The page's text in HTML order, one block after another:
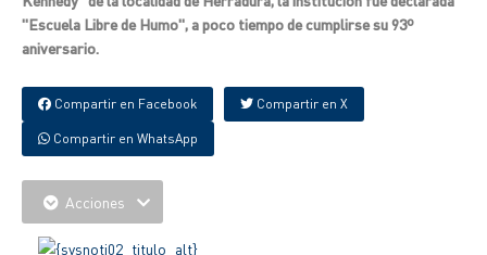
"Escuela Libre de Humo", a poco tiempo de cumplirse su 93º
aniversario.
Compartir en Facebook Compartir en X
Compartir en WhatsApp
Acciones